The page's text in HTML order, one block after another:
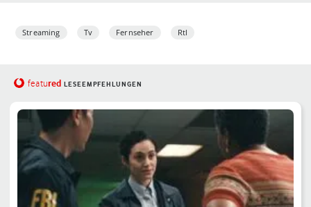
Streaming Tv Fernseher Rtl
featured LESEEMPFEHLUNGEN